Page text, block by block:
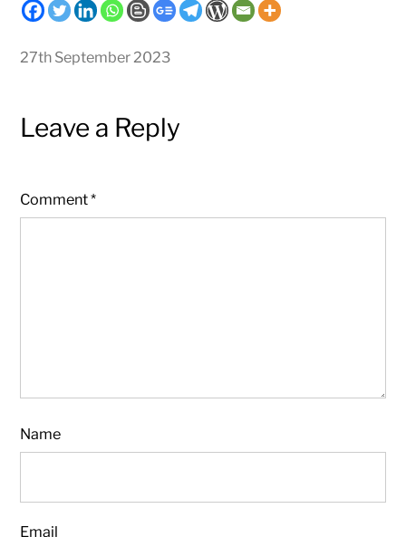
27th September 2023
Leave a Reply
Comment*
Name
Email